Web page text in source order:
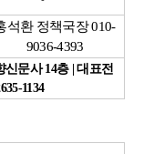
석환 정책국장010-
9036-4393
신문사14층 |대표전
1134